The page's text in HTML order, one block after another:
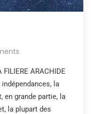
FILIERE ARACHIDE
la
en grande partie, la
la plupart des